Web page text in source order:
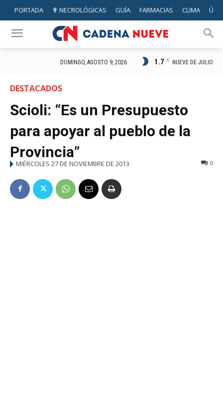
PORTADA ✟ NECROLÓGICAS GUÍA FARMACIAS CLIMA
DOMINGO, AGOSTO 9, 2026 1.7 C NUEVE DE JULIO
DESTACADOS
Scioli: “Es un Presupuesto
para apoyar al pueblo de la
Provincia”
MIÉRCOLES 27 DE NOVIEMBRE DE 2013 0